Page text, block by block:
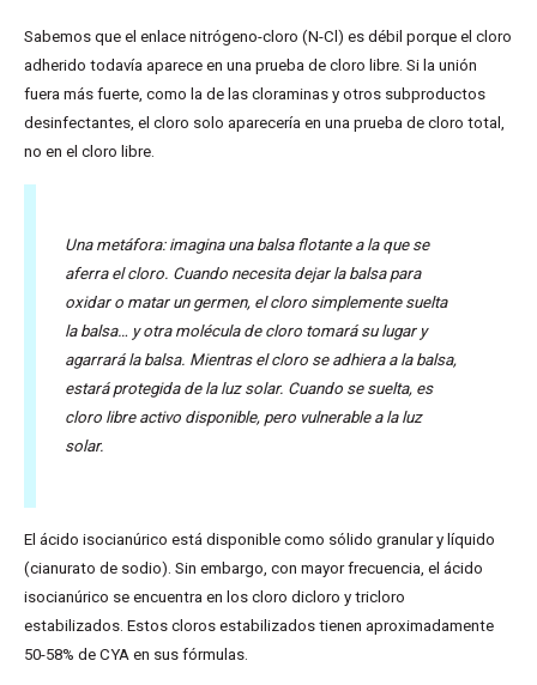
Sabemos que el enlace nitrógeno-cloro (N-Cl) es débil porque el cloro
adherido todavía aparece en una prueba de cloro libre. Si la unión
fuera más fuerte, como la de las cloraminas y otros subproductos
desinfectantes, el cloro solo aparecería en una prueba de cloro total,
no en el cloro libre.
Una metáfora: imagina una balsa flotante a la que se
aferra el cloro. Cuando necesita dejar la balsa para
oxidar o matar un germen, el cloro simplemente suelta
la balsa… y otra molécula de cloro tomará su lugar y
agarrará la balsa. Mientras el cloro se adhiera a la balsa,
estará protegida de la luz solar. Cuando se suelta, es
cloro libre activo disponible, pero vulnerable a la luz
solar.
El ácido isocianúrico está disponible como sólido granular y líquido
(cianurato de sodio). Sin embargo, con mayor frecuencia, el ácido
isocianúrico se encuentra en los cloro dicloro y tricloro
estabilizados. Estos cloros estabilizados tienen aproximadamente
50-58% de CYA en sus fórmulas.